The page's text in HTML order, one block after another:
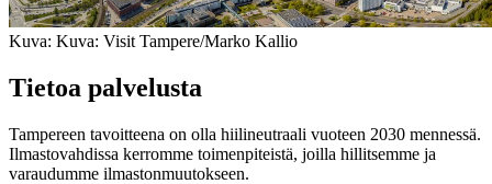
Kuva: Kuva: Visit Tampere/Marko Kallio
Tietoa palvelusta
Tampereen tavoitteena on olla hiilineutraali vuoteen 2030 mennessä.
Ilmastovahdissa kerromme toimenpiteistä, joilla hillitsemme ja
varaudumme ilmastonmuutokseen.